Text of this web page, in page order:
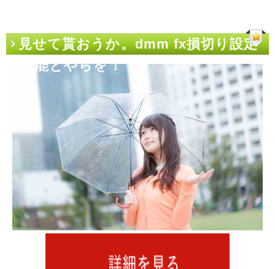
見せて貰おうか。dmm fx損切り設定
の性能とやらを！